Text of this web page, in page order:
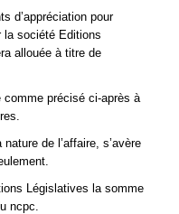
d’appréciation pour
la société Editions
allouée à titre de
comme précisé ci-après à
de l’affaire, s’avère
Législatives la somme
ncpc.